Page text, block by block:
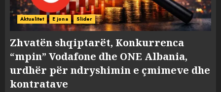
Aktualitet E jona Slider
Zhvatën shqiptarët, Konkurrenca
“mpin” Vodafone dhe ONE Albania,
urdhër për ndryshimin e çmimeve dhe
kontratave